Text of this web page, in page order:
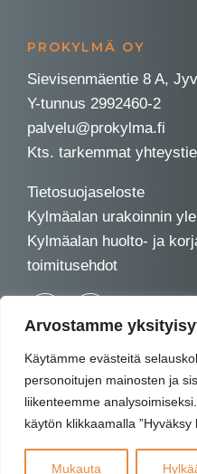
Arvostamme
Käytämme evästeitä
personoitujen mainosten ja
liikenteemme
käytön klikkaamalla ”Hyväksy
Mukauta
PROKYLMÄ OY
Sievisenmäentie 8 A,
Y-tunnus 2992460-2
palvelu@prokylma.fi
Kts. tarkemmat
Tietosuojaseloste
Kylmäalan urakoinnin
Kylmäalan huolto- ja
toimitusehdot